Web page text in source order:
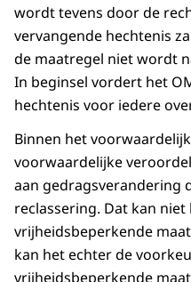
wordt tevens door de
vervangende hechtenis
de maatregel niet wordt
In beginsel vordert het
hechtenis voor iedere
Binnen het
voorwaardelijke
aan gedragsverandering
reclassering. Dat kan
vrijheidsbeperkende
kan het echter de
vrijheidsbeperkende